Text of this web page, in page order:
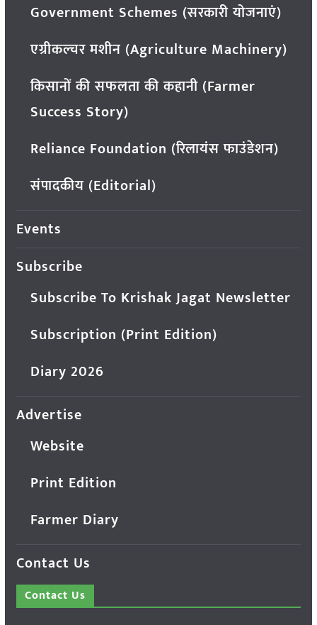
Government Schemes (सरकारी योजनाएं)
एग्रीकल्चर मशीन (Agriculture Machinery)
किसानों की सफलता की कहानी (Farmer
Success Story)
Reliance Foundation (रिलायंस फाउंडेशन)
संपादकीय (Editorial)
Events
Subscribe
Subscribe To Krishak Jagat Newsletter
Subscription (Print Edition)
Diary 2026
Advertise
Website
Print Edition
Farmer Diary
Contact Us
Contact Us